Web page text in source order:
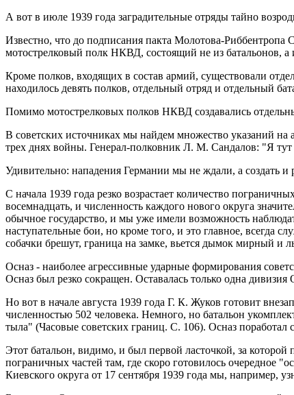
А вот в июле 1939 года заградительные отряды тайно
Известно, что до подписания пакта Молотова-
мотострелковый полк НКВД, состоящий не из батальонов, а
Кроме полков, входящих в состав армий, существовали
находилось девять полков, отдельный отряд и отдельный
Помимо мотострелковых полков НКВД создавались
В советских источниках мы найдем множество указаний на
трех днях войны. Генерал-полковник Л. М. Сандалов: "Я
Удивительно: нападения Германии мы не ждали, а создать и
С начала 1939 года резко возрастает количество
восемнадцать, и численность каждого нового округа
обычное государство, и мы уже имели возможность
наступательные бои, но кроме того, и это главное, всегда
собачки брешут, граница на замке, вьется дымок мирный и
Осназ - наиболее агрессивные ударные формирования
Осназ был резко сокращен. Оставалась только одна
Но вот в начале августа 1939 года Г. К. Жуков готовит
численностью 502 человека. Немного, но батальон
тыла" (Часовые советских границ. С. 106). Осназ поработал
Этот батальон, видимо, и был первой ласточкой, за
пограничных частей там, где скоро готовилось очередное
Киевского округа от 17 сентября 1939 года мы, например,